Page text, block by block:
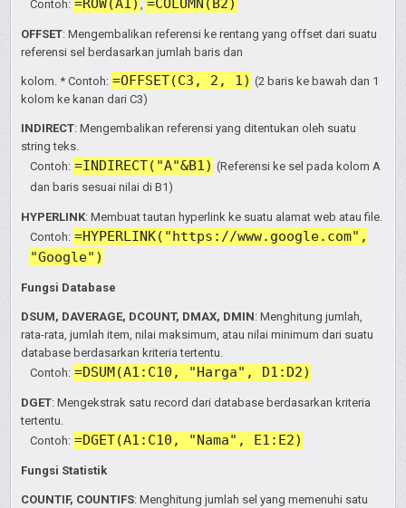
Contoh: =ROW(A1) =COLUMN(B2)
OFFSET: Mengembalikan referensi ke rentang yang offset dari suatu
referensi sel berdasarkan jumlah baris dan
kolom. * Contoh: =OFFSET(C3, 2, 1) (2 baris ke bawah dan 1
kolom ke kanan dari C3)
INDIRECT: Mengembalikan referensi yang ditentukan oleh suatu
string teks.
Contoh: =INDIRECT("A"&B1) (Referensi ke sel pada kolom A
dan baris sesuai nilai di B1)
HYPERLINK: Membuat tautan hyperlink ke suatu alamat web atau file.
Contoh: =HYPERLINK("https://www.google.com",
"Google")
Fungsi Database
DSUM, DAVERAGE, DCOUNT, DMAX, DMIN: Menghitung jumlah,
rata-rata, jumlah item, nilai maksimum, atau nilai minimum dari suatu
database berdasarkan kriteria tertentu.
Contoh: =DSUM(A1:C10, "Harga", D1:D2)
DGET: Mengekstrak satu record dari database berdasarkan kriteria
tertentu.
Contoh: =DGET(A1:C10, "Nama", E1:E2)
Fungsi Statistik
COUNTIF, COUNTIFS: Menghitung jumlah sel yang memenuhi satu